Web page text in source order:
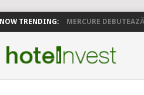
NOW TRENDING: MERCURE